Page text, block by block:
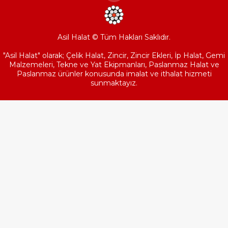
Asil Halat © Tüm Hakları Saklıdır.
"Asil Halat" olarak; Çelik Halat, Zincir, Zincir Ekleri, İp Halat, Gemi
Malzemeleri, Tekne ve Yat Ekipmanları, Paslanmaz Halat ve
Paslanmaz ürünler konusunda imalat ve ithalat hizmeti
sunmaktayız.